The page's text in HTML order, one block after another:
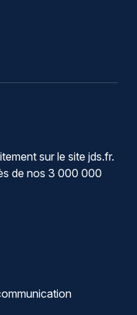
sur le site jds.fr.
de nos 3 000 000